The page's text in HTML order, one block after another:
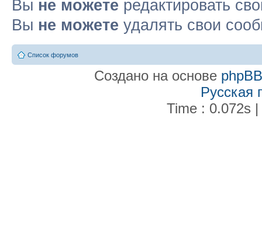
Вы не можете редактировать
Вы не можете удалять свои
Список форумов
Создано на основе phpBB
Русская
Time : 0.072s